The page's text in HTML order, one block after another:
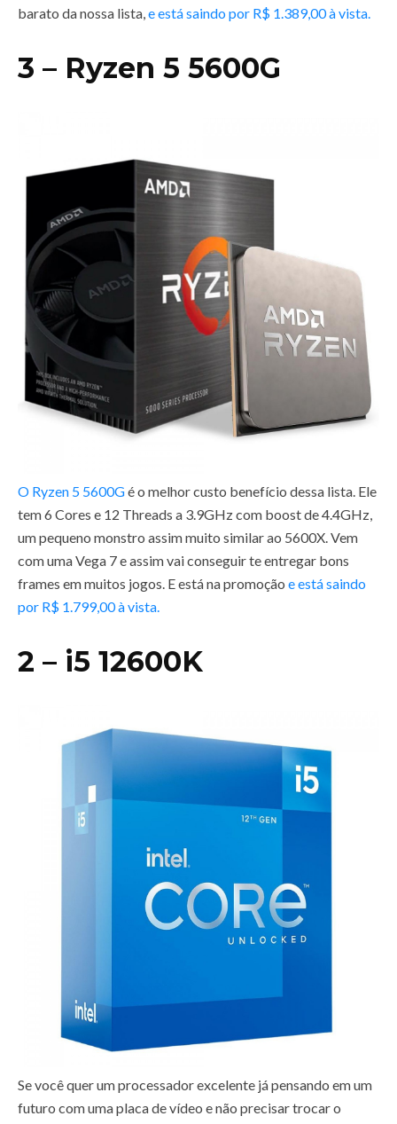
barato da nossa lista,e está saindo por R$ 1.389,00 à vista.
3 – Ryzen 5 5600G
O Ryzen 5 5600Gé o melhor custo benefício dessa lista. Ele
tem 6 Cores e 12 Threads a 3.9GHz com boost de 4.4GHz,
um pequeno monstro assim muito similar ao 5600X. Vem
com uma Vega 7 e assim vai conseguir te entregar bons
frames em muitos jogos. E está na promoção e está saindo
por R$ 1.799,00 à vista.
2 – i5 12600K
Se você quer um processador excelente já pensando em um
futuro com uma placa de vídeo e não precisar trocar o